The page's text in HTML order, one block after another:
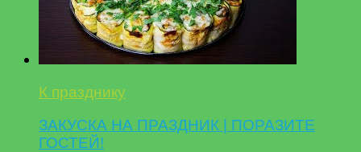
К празднику
ЗАКУСКА НА ПРАЗДНИК | ПОРАЗИТЕ
ГОСТЕЙ!